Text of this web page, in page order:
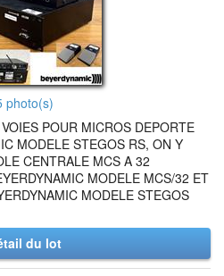
photo(s)
POUR MICROS DEPORTE
MODELE STEGOS RS, ON Y
CENTRALE MCS A 32
MODELE MCS/32 ET
MODELE STEGOS
du lot